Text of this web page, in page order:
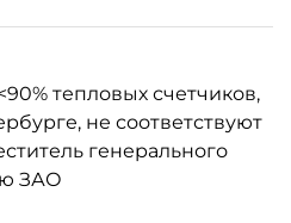
тепловых счетчиков,
не соответствуют
генерального
ЗАО